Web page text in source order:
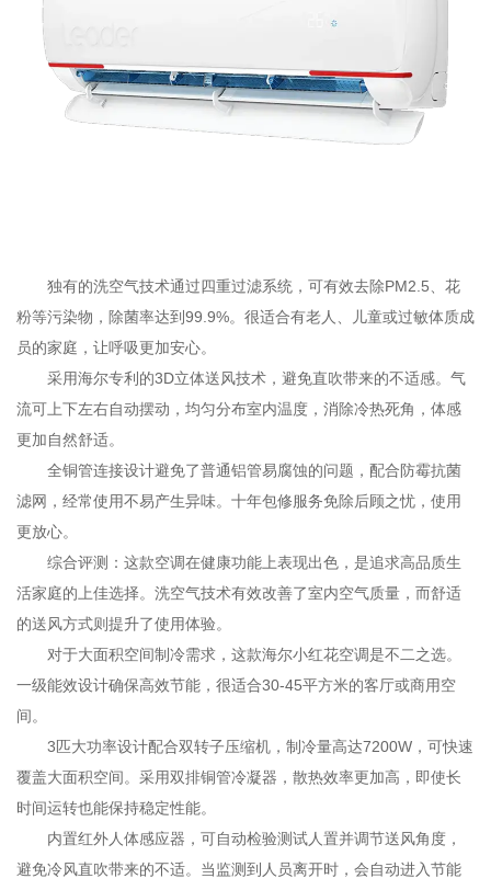
独有的洗空气技术通过四重过滤系统，可有效去除PM2.5、花
粉等污染物，除菌率达到99.9%。很适合有老人、儿童或过敏体质成
员的家庭，让呼吸更加安心。
采用海尔专利的3D立体送风技术，避免直吹带来的不适感。气
流可上下左右自动摆动，均匀分布室内温度，消除冷热死角，体感
更加自然舒适。
全铜管连接设计避免了普通铝管易腐蚀的问题，配合防霉抗菌
滤网，经常使用不易产生异味。十年包修服务免除后顾之忧，使用
更放心。
综合评测：这款空调在健康功能上表现出色，是追求高品质生
活家庭的上佳选择。洗空气技术有效改善了室内空气质量，而舒适
的送风方式则提升了使用体验。
对于大面积空间制冷需求，这款海尔小红花空调是不二之选。
一级能效设计确保高效节能，很适合30-45平方米的客厅或商用空
间。
3匹大功率设计配合双转子压缩机，制冷量高达7200W，可快速
覆盖大面积空间。采用双排铜管冷凝器，散热效率更加高，即使长
时间运转也能保持稳定性能。
内置红外人体感应器，可自动检验测试人置并调节送风角度，
避免冷风直吹带来的不适。当监测到人员离开时，会自动进入节能